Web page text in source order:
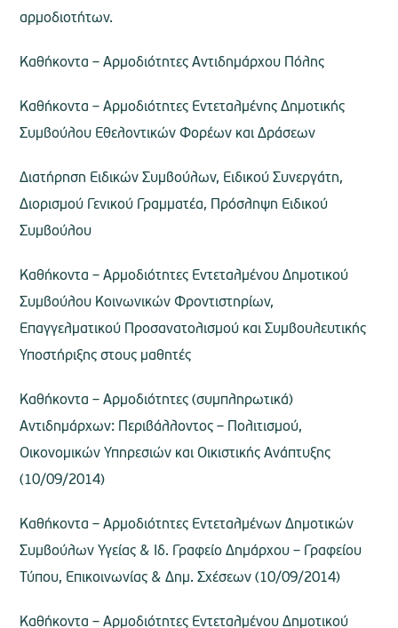
αρμοδιοτήτων.
Καθήκοντα – Αρμοδιότητες Αντιδημάρχου Πόλης
Καθήκοντα – Αρμοδιότητες Εντεταλμένης Δημοτικής
Συμβούλου Εθελοντικών Φορέων και Δράσεων
Διατήρηση Ειδικών Συμβούλων, Ειδικού Συνεργάτη,
Διορισμού Γενικού Γραμματέα, Πρόσληψη Ειδικού
Συμβούλου
Καθήκοντα – Αρμοδιότητες Εντεταλμένου Δημοτικού
Συμβούλου Κοινωνικών Φροντιστηρίων,
Επαγγελματικού Προσανατολισμού και Συμβουλευτικής
Υποστήριξης στους μαθητές
Καθήκοντα – Αρμοδιότητες (συμπληρωτικά)
Αντιδημάρχων: Περιβάλλοντος – Πολιτισμού,
Οικονομικών Υπηρεσιών και Οικιστικής Ανάπτυξης
(10/09/2014)
Καθήκοντα – Αρμοδιότητες Εντεταλμένων Δημοτικών
Συμβούλων Υγείας & Ιδ. Γραφείο Δημάρχου – Γραφείου
Τύπου, Επικοινωνίας & Δημ. Σχέσεων (10/09/2014)
Καθήκοντα – Αρμοδιότητες Εντεταλμένου Δημοτικού